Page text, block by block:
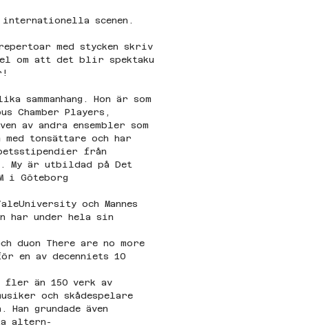
internationella scenen.
repertoar med stycken skriv
om att det blir spektaku
sammanhang. Hon är som
Chamber Players,
av andra ensembler som
med tonsättare och har
från
My är utbildad på Det
i Göteborg
och Mannes
har under hela sin
duon There are no more
en av decenniets 10
fler än 150 verk av
och skådespelare
grundade även
altern-